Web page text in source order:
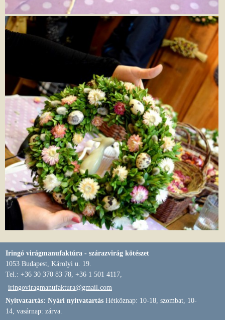
Iringó virágmanufaktúra - szárazvirág kötészet
1053 Budapest, Károlyi u. 19.
Tel.: +36 30 370 83 78, +36 1 501 4117,
iringoviragmanufaktura@gmail.com
Nyitvatartás: Nyári nyitvatartás Hétköznap: 10-18, szombat, 10-
14, vasárnap: zárva.